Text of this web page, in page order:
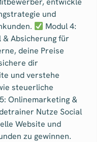
und
Modul 4:
Absicherung für
deine Preise
dir
und verstehe
steuerliche
Onlinemarketing &
Nutze Social
Website und
zu gewinnen.